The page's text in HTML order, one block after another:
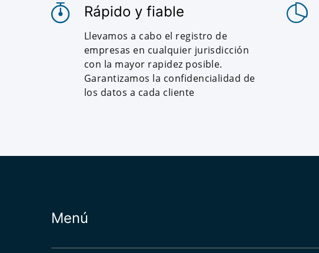
Rápido y fiable
Llevamos a cabo el registro de
empresas en cualquier jurisdicción
con la mayor rapidez posible.
Garantizamos la confidencialidad de
los datos a cada cliente
Menú